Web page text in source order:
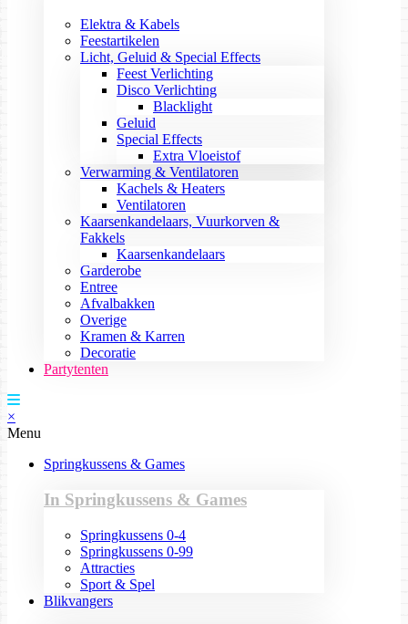
Elektra & Kabels
Feestartikelen
Licht, Geluid & Special Effects
Feest Verlichting
Disco Verlichting
Blacklight
Geluid
Special Effects
Extra Vloeistof
Verwarming & Ventilatoren
Kachels & Heaters
Ventilatoren
Kaarsenkandelaars, Vuurkorven &
Fakkels
Kaarsenkandelaars
Garderobe
Entree
Afvalbakken
Overige
Kramen & Karren
Decoratie
Partytenten
×
Menu
Springkussens & Games
In Springkussens & Games
Springkussens 0-4
Springkussens 0-99
Attracties
Sport & Spel
Blikvangers